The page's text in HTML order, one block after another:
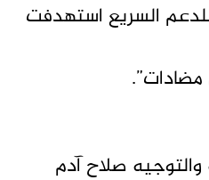
السريع استهدفت
مضادات”.
صلاح آدم